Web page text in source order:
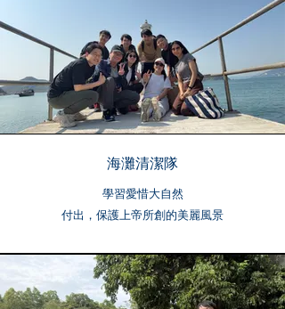
海灘清潔隊
學習愛惜大自然
付出，保護上帝所創的美麗風景